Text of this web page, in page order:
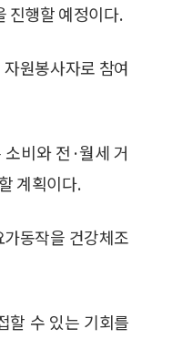
진행할 예정이다.
원봉사자로 참여
비와 전·월세 거
계획이다.
동작을 건강체조
할 수 있는 기회를